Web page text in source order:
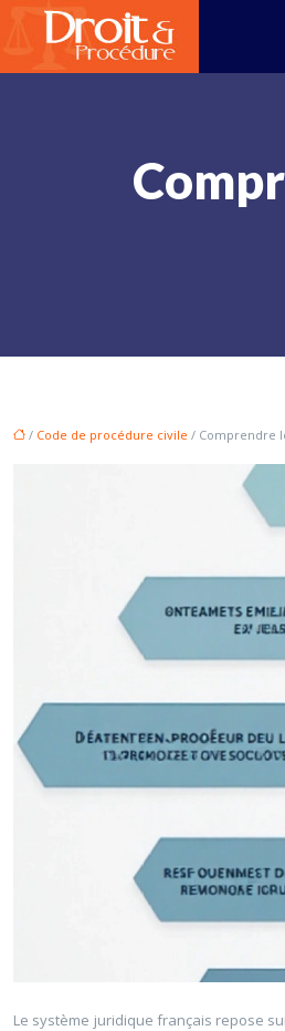
/ Code de procédure civile / Comprendre
Le système juridique français repose